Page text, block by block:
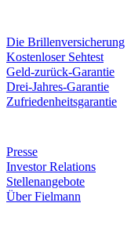
Die Brillenversicherung
Kostenloser Sehtest
Geld-zurück-Garantie
Drei-Jahres-Garantie
Zufriedenheitsgarantie
Presse
Investor Relations
Stellenangebote
Über Fielmann